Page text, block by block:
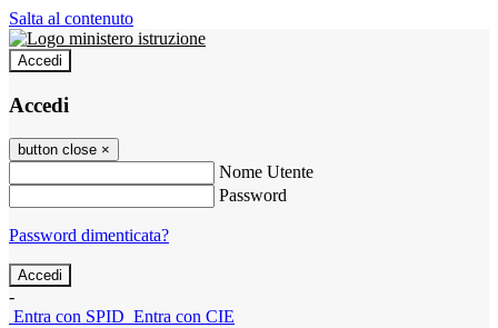
Salta al contenuto
Accedi
Accedi
button close ×
Nome Utente
Password
Password dimenticata?
-
Entra con SPID Entra con CIE